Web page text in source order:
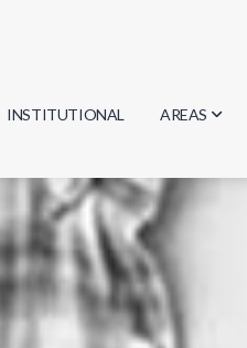
INSTITUTIONAL AREAS
Biology
Mathematics